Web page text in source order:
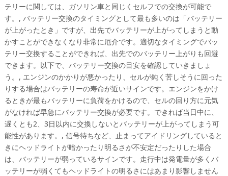
テリーに関しては、ガソリン車と同じくセルフでの交換が可能で
す。, バッテリー交換のタイミングとして最も多いのは「バッテリー
が上がったとき」ですが、出先でバッテリーが上がってしまうと動
かすことができなくなり非常に厄介です。適切なタイミングでバッ
テリー交換することができれば、出先でのバッテリー上がりも回避
できます。以下で、バッテリー交換の目安を確認していきましょ
う。, エンジンのかかりが悪かったり、セルが鈍く苦しそうに回った
りする場合はバッテリーの寿命が近いサインです。エンジンをかけ
るときが最もバッテリーに負荷をかけるので、セルの回り方に元気
がなければ早急にバッテリー交換が必要です。できれば当日中に、
遅くとも2、3日以内に交換しないとバッテリーが上がってしまう可
能性があります。, 信号待ちなど、止まってアイドリングしていると
きにヘッドライトが暗かったり明るさが不安定だったりした場合
は、バッテリーが弱っているサインです。走行中は発電量が多くバ
ッテリーが弱くてもヘッドライトの明るさにはあまり影響しません